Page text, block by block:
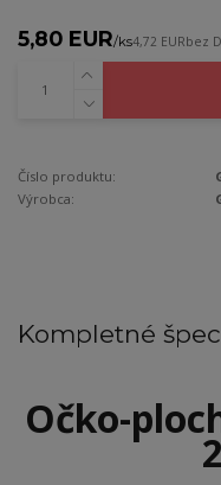
5,80 EUR/ks4,72 EURbez
Číslo produktu:
Výrobca:
Kompletné
Očko-